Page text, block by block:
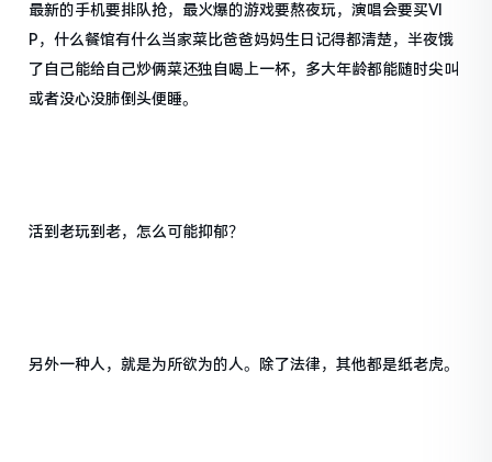
最新的手机要排队抢，最火爆的游戏要熬夜玩，演唱会要买VI
P，什么餐馆有什么当家菜比爸爸妈妈生日记得都清楚，半夜饿
了自己能给自己炒俩菜还独自喝上一杯，多大年龄都能随时尖叫
或者没心没肺倒头便睡。
活到老玩到老，怎么可能抑郁？
另外一种人，就是为所欲为的人。除了法律，其他都是纸老虎。